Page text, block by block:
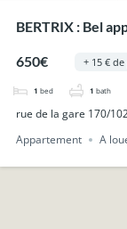
BERTRIX : Bel
650€ + 15 €
1 bed 1 bath
rue de la gare 170/
Appartement
A